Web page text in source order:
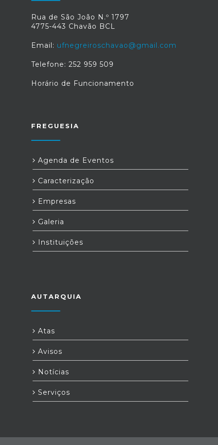
Rua de São João N.º 1797
4775-443 Chavão BCL
Email: ufnegreiroschavao@gmail.com
Telefone: 252 959 509
Horário de Funcionamento
FREGUESIA
Agenda de Eventos
Caracterização
Empresas
Galeria
Instituições
AUTARQUIA
Atas
Avisos
Notícias
Serviços